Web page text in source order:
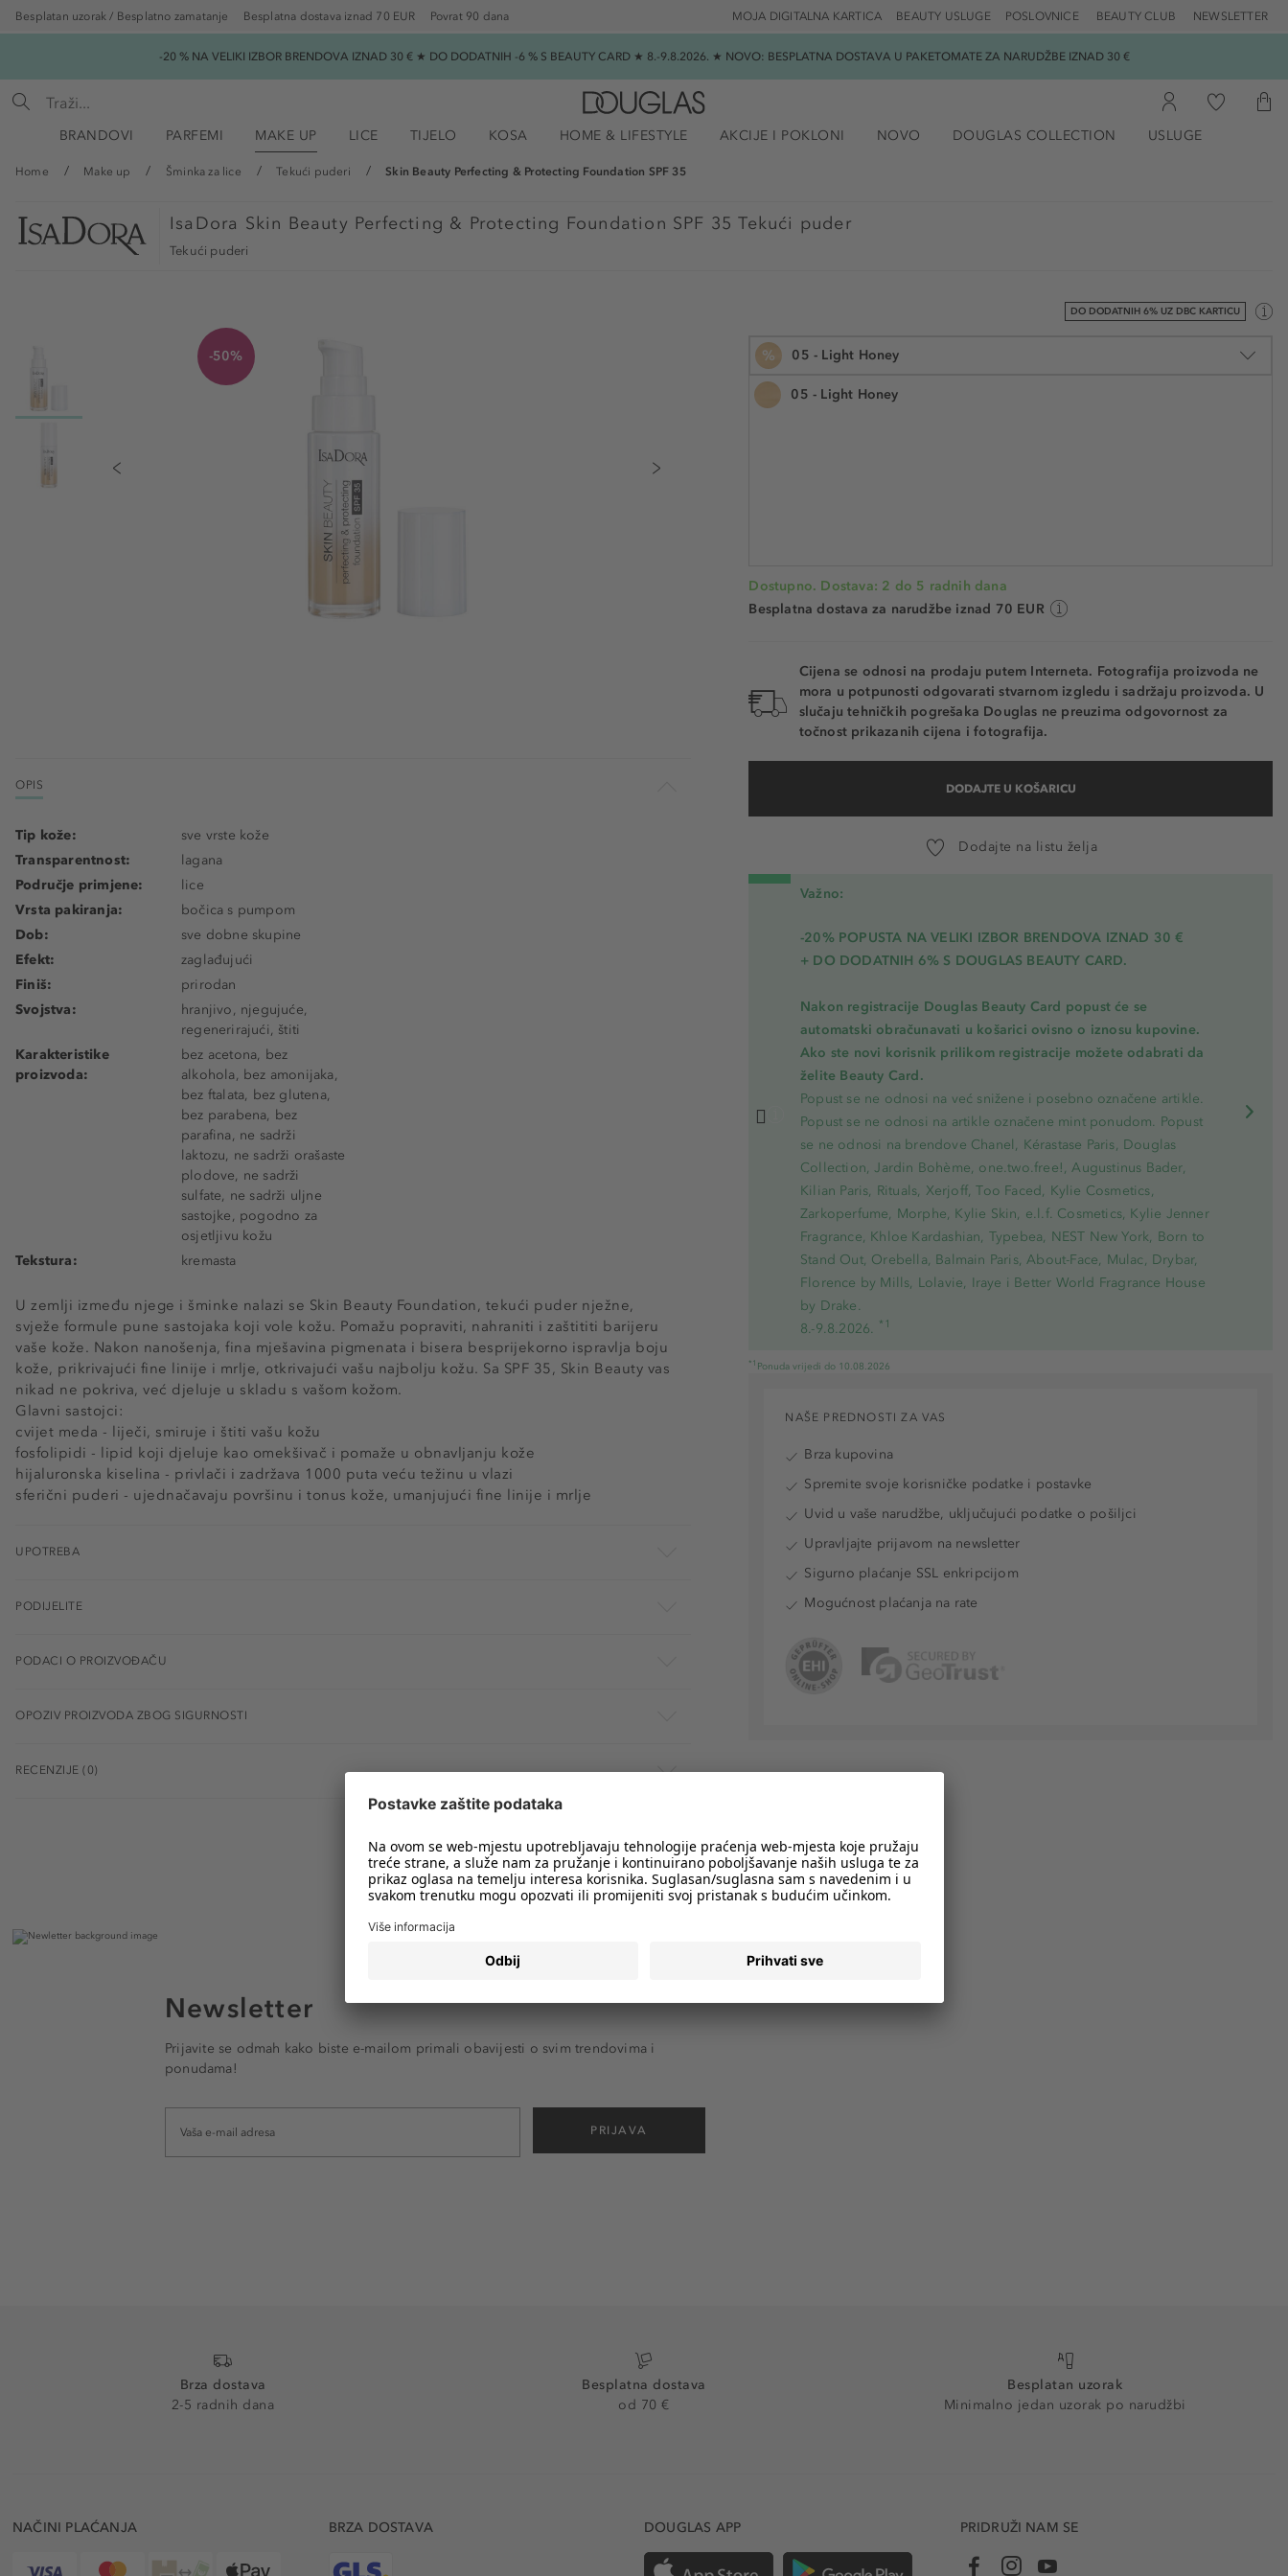
Besplatan uzorak / Besplatno zamatanje Besplatna dostava iznad 70 EUR Povrat 90 dana POSLOVNICE BEAUTY CLUB NEWSLETTER
BEAUTY USLUGE
MOJA DIGITALNA KARTICA
-20 % NA VELIKI IZBOR BRENDOVA IZNAD 30 € ★ DO DODATNIH -6 % S BEAUTY CARD ★ 8.-9.8.2026. ★ NOVO: BESPLATNA DOSTAVA U PAKETOMATE ZA NARUDŽBE IZNAD 30 €
BRANDOVI PARFEMI MAKE UP LICE TIJELO KOSA HOME & LIFESTYLE AKCIJE I POKLONI NOVO DOUGLAS COLLECTION USLUGE
Home Make up Šminka za lice Tekući puderi Skin Beauty Perfecting & Protecting Foundation SPF 35
IsaDora Skin Beauty Perfecting & Protecting Foundation SPF 35 Tekući puder
Tekući puderi
DO DODATNIH 6% UZ DBC KARTICU
-50% % 05 - Light Honey
05 - Light Honey
Dostupno. Dostava: 2 do 5 radnih dana
Besplatna dostava za narudžbe iznad 70 EUR
Cijena se odnosi na prodaju putem Interneta. Fotografija proizvoda ne
mora u potpunosti odgovarati stvarnom izgledu i sadržaju proizvoda. U
slučaju tehničkih pogrešaka Douglas ne preuzima odgovornost za
točnost prikazanih cijena i fotografija.
DODAJTE U KOŠARICU
Dodajte na listu želja
Važno:
-20% POPUSTA NA VELIKI IZBOR BRENDOVA IZNAD 30 €
+ DO DODATNIH 6% S DOUGLAS BEAUTY CARD.
Nakon registracije Douglas Beauty Card popust će se
automatski obračunavati u košarici ovisno o iznosu kupovine.
Ako ste novi korisnik prilikom registracije možete odabrati da
želite Beauty Card.
Popust se ne odnosi na već snižene i posebno označene artikle.
Popust se ne odnosi na artikle označene mint ponudom. Popust
se ne odnosi na brendove Chanel, Kérastase Paris, Douglas
Collection, Jardin Bohème, one.two.free!, Augustinus Bader,
Kilian Paris, Rituals, Xerjoff, Too Faced, Kylie Cosmetics,
Zarkoperfume, Morphe, Kylie Skin, e.l.f. Cosmetics, Kylie Jenner
Fragrance, Khloe Kardashian, Typebea, NEST New York, Born to
Stand Out, Orebella, Balmain Paris, About-Face, Mulac, Drybar,
Florence by Mills, Lolavie, Iraye i Better World Fragrance House
by Drake.
8.-9.8.2026. *1
*1 Ponuda vrijedi do 10.08.2026
OPIS
U zemlji između njege i šminke nalazi se Skin Beauty Foundation, tekući puder nježne,
svježe formule pune sastojaka koji vole kožu. Pomažu popraviti, nahraniti i zaštititi barijeru
vaše kože. Nakon nanošenja, fina mješavina pigmenata i bisera besprijekorno ispravlja boju
kože, prikrivajući fine linije i mrlje, otkrivajući vašu najbolju kožu. Sa SPF 35, Skin Beauty vas
nikad ne pokriva, već djeluje u skladu s vašom kožom.
Glavni sastojci:
cvijet meda - liječi, smiruje i štiti vašu kožu
fosfolipidi - lipid koji djeluje kao omekšivač i pomaže u obnavljanju kože
hijaluronska kiselina - privlači i zadržava 1000 puta veću težinu u vlazi
sferični puderi - ujednačavaju površinu i tonus kože, umanjujući fine linije i mrlje
Tip kože:
sve vrste kože
Transparentnost:
lagana
Područje primjene:
lice
Vrsta pakiranja:
bočica s pumpom
Dob:
sve dobne skupine
Efekt:
zaglađujući
Finiš:
prirodan
Svojstva:
hranjivo, njegujuće,
regenerirajući, štiti
Karakteristike
proizvoda:
bez acetona, bez
alkohola, bez amonijaka,
bez ftalata, bez glutena,
bez parabena, bez
parafina, ne sadrži
laktozu, ne sadrži orašaste
plodove, ne sadrži
sulfate, ne sadrži uljne
sastojke, pogodno za
osjetljivu kožu
Tekstura:
kremasta
UPOTREBA
PODIJELITE
PODACI O PROIZVOĐAČU
OPOZIV PROIZVODA ZBOG SIGURNOSTI
RECENZIJE (0)
NAŠE PREDNOSTI ZA VAS
Brza kupovina
Spremite svoje korisničke podatke i postavke
Uvid u vaše narudžbe, uključujući podatke o pošiljci
Upravljajte prijavom na newsletter
Sigurno plaćanje SSL enkripcijom
Mogućnost plaćanja na rate
Newsletter
Prijavite se odmah kako biste e-mailom primali obavijesti o svim trendovima i
ponudama!
PRIJAVA
Brza dostava
2-5 radnih dana
Besplatna dostava
od 70 €
Besplatan uzorak
Minimalno jedan uzorak po narudžbi
NAČINI PLAĆANJA BRZA DOSTAVA DOUGLAS APP PRIDRUŽI NAM SE